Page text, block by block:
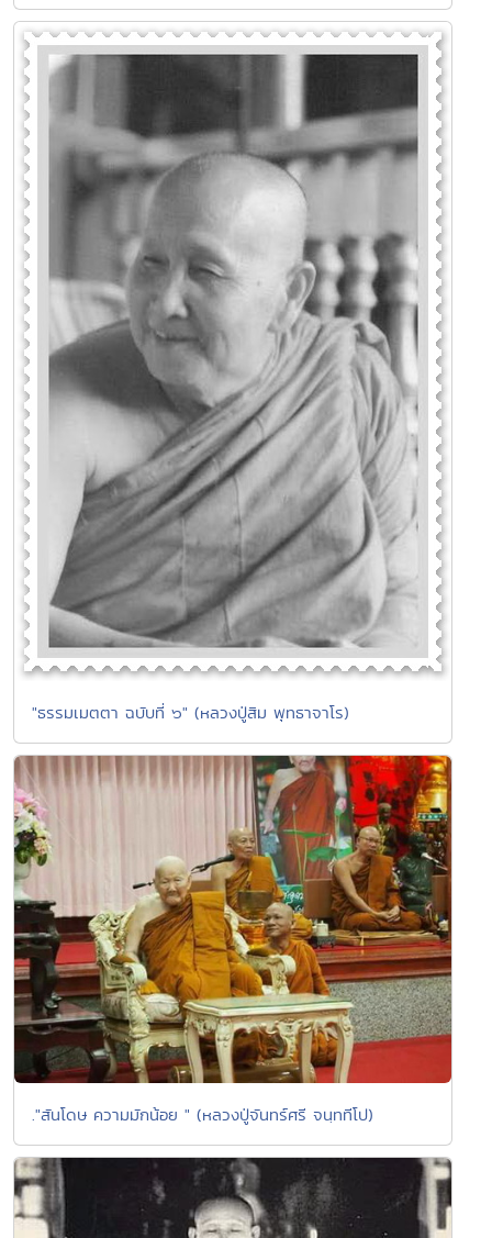
"ธรรมเมตตา ฉบับที่ ๖" (หลวงปู่สิม พุทธาจาโร)
."สันโดษ ความมักน้อย " (หลวงปู่จันทร์ศรี จนฺททีโป)